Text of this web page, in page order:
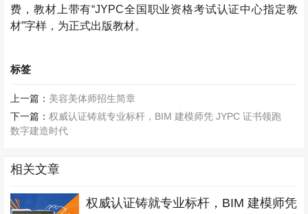
费，教材上带有“JYPC全国职业资格考试认证中心指定教
材”字样，为正式出版教材。
标签
上一篇： 美容美体师招生简章
下一篇：权威认证铸就专业标杆，BIM 建模师凭 JYPC 证书领跑
数字建造时代
相关文章
权威认证铸就专业标杆，BIM 建模师凭